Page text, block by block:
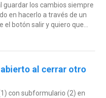
guardar los cambios siempre
en hacerlo a través de un
botón salir y quiero que...
al cerrar otro
con subformulario (2) en